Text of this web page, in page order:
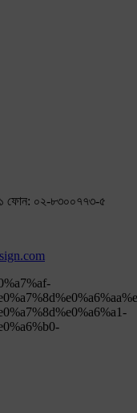
ফোন: ০২-৮৩০০৭৭৩-৫